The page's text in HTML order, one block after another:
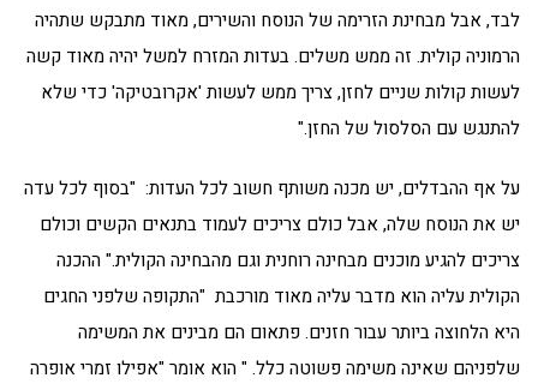
לבד, אבל מבחינת הזרימה של הנוסח והשירים, מאוד מתבקש שתהיה
הרמוניה קולית. זה ממש משלים. בעדות המזרח למשל יהיה מאוד קשה
לעשות קולות שניים לחזן, צריך ממש לעשות 'אקרובטיקה' כדי שלא
להתנגש עם הסלסול של החזן."
על אף ההבדלים, יש מכנה משותף חשוב לכל העדות: "בסוף לכל עדה
יש את הנוסח שלה, אבל כולם צריכים לעמוד בתנאים הקשים וכולם
צריכים להגיע מוכנים מבחינה רוחנית וגם מהבחינה הקולית." ההכנה
הקולית עליה הוא מדבר עליה מאוד מורכבת "התקופה שלפני החגים
היא הלחוצה ביותר עבור חזנים. פתאום הם מבינים את המשימה
שלפניהם שאינה משימה פשוטה כלל. " הוא אומר "אפילו זמרי אופרה